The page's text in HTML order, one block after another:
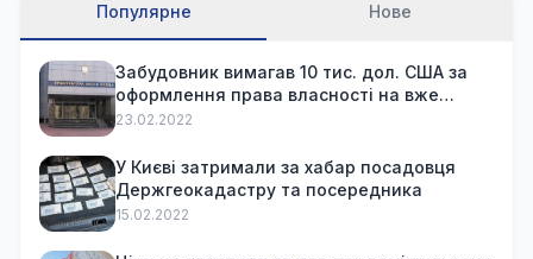
Популярне Нове
Забудовник вимагав 10 тис. дол. США за
оформлення права власності на вже
куплену квартиру
23.02.2022
У Києві затримали за хабар посадовця
Держгеокадастру та посередника
15.02.2022